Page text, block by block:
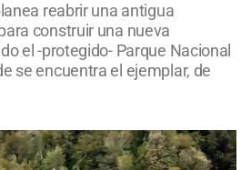
reabrir una antigua
construir una nueva
el -protegido- Parque Nacional
se encuentra el ejemplar, de